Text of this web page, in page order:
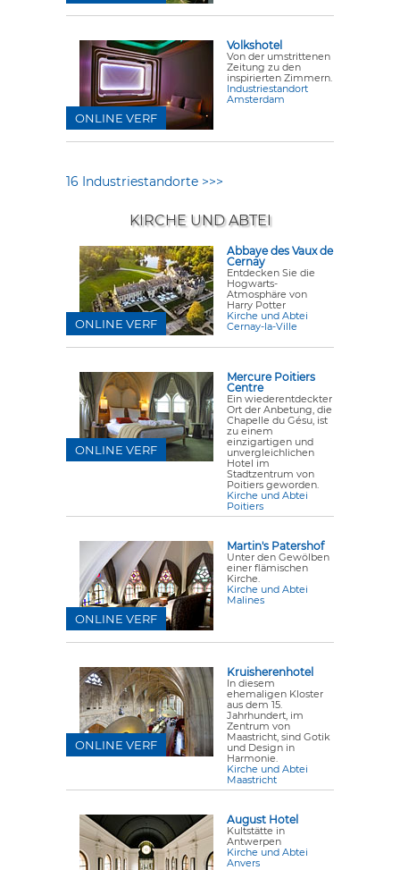
Volkshotel
Von der umstrittenen
Zeitung zu den
inspirierten Zimmern.
Industriestandort
Amsterdam
ONLINE VERF
16 Industriestandorte >>>
KIRCHE UND ABTEI
Abbaye des Vaux de
Cernay
Entdecken Sie die
Hogwarts-
Atmosphäre von
Harry Potter
Kirche und Abtei
Cernay-la-Ville
ONLINE VERF
Mercure Poitiers
Centre
Ein wiederentdeckter
Ort der Anbetung, die
Chapelle du Gésu, ist
zu einem
einzigartigen und
unvergleichlichen
Hotel im
Stadtzentrum von
Poitiers geworden.
Kirche und Abtei
Poitiers
ONLINE VERF
Martin's Patershof
Unter den Gewölben
einer flämischen
Kirche.
Kirche und Abtei
Malines
ONLINE VERF
Kruisherenhotel
In diesem
ehemaligen Kloster
aus dem 15.
Jahrhundert, im
Zentrum von
Maastricht, sind Gotik
und Design in
Harmonie.
Kirche und Abtei
Maastricht
ONLINE VERF
August Hotel
Kultstätte in
Antwerpen
Kirche und Abtei
Anvers